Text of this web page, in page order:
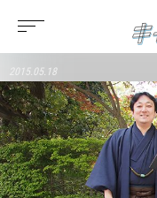
2015.05.18